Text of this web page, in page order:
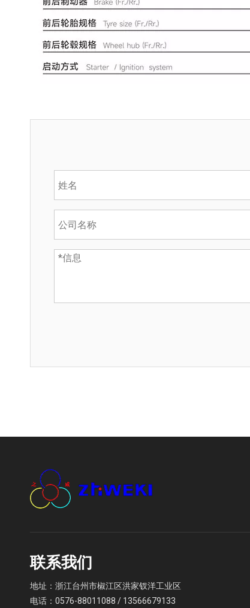
联系我们
地址：浙江台州市椒江区洪家钗洋工业区
电话：0576-88011088 / 13566679133